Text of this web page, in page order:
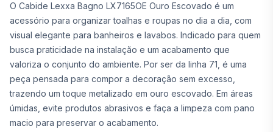
O Cabide Lexxa Bagno LX7165OE Ouro Escovado é um
acessório para organizar toalhas e roupas no dia a dia, com
visual elegante para banheiros e lavabos. Indicado para quem
busca praticidade na instalação e um acabamento que
valoriza o conjunto do ambiente. Por ser da linha 71, é uma
peça pensada para compor a decoração sem excesso,
trazendo um toque metalizado em ouro escovado. Em áreas
úmidas, evite produtos abrasivos e faça a limpeza com pano
macio para preservar o acabamento.